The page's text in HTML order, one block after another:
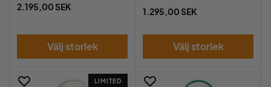
2.195,00 SEK
Välj storlek
1.295,00 SEK
Välj storlek
LIMITED